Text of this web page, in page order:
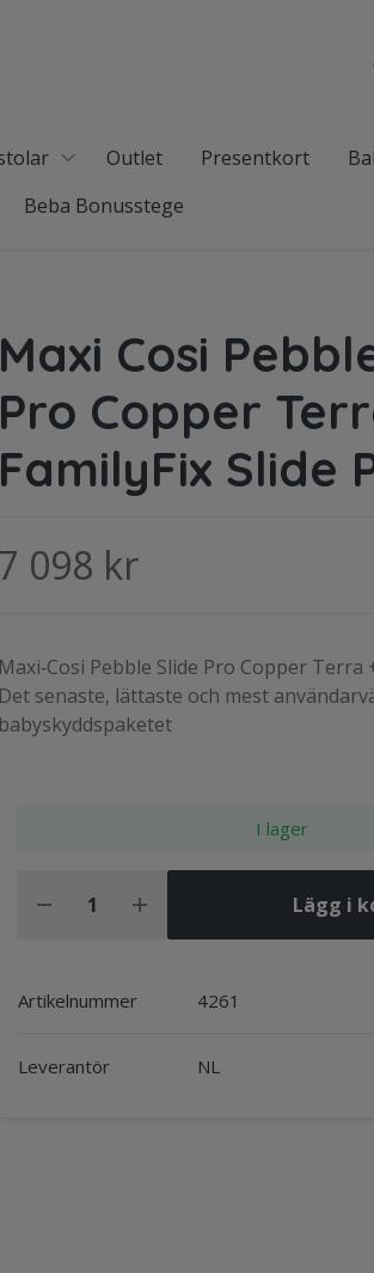
Outlet Presentkort
Beba Bonusstege
Maxi Cosi
Pro Copper
FamilyFix Slide
7 098 kr
Maxi‑Cosi Pebble Slide Pro Copper Terra
Det senaste, lättaste och mest
babyskyddspaketet
I lager
Lägg i
Artikelnummer 4261
Leverantör NL